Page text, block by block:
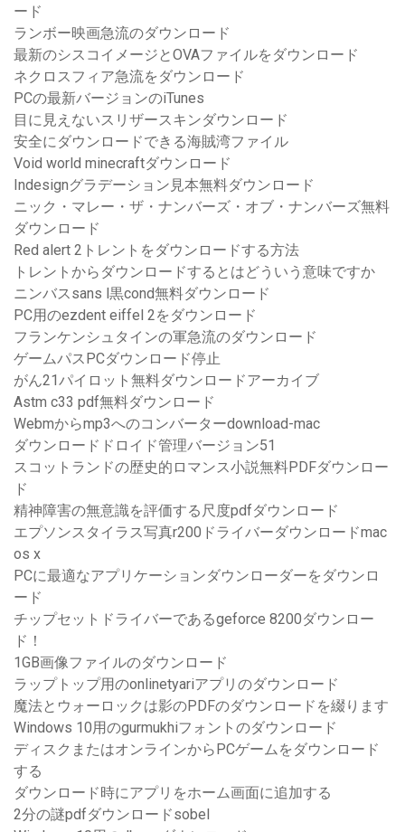
ード
ランボー映画急流のダウンロード
最新のシスコイメージとOVAファイルをダウンロード
ネクロスフィア急流をダウンロード
PCの最新バージョンのiTunes
目に見えないスリザースキンダウンロード
安全にダウンロードできる海賊湾ファイル
Void world minecraftダウンロード
Indesignグラデーション見本無料ダウンロード
ニック・マレー・ザ・ナンバーズ・オブ・ナンバーズ無料
ダウンロード
Red alert 2トレントをダウンロードする方法
トレントからダウンロードするとはどういう意味ですか
ニンバスsans l黒cond無料ダウンロード
PC用のezdent eiffel 2をダウンロード
フランケンシュタインの軍急流のダウンロード
ゲームパスPCダウンロード停止
がん21パイロット無料ダウンロードアーカイブ
Astm c33 pdf無料ダウンロード
Webmからmp3へのコンバーターdownload-mac
ダウンロードドロイド管理バージョン51
スコットランドの歴史的ロマンス小説無料PDFダウンロー
ド
精神障害の無意識を評価する尺度pdfダウンロード
エプソンスタイラス写真r200ドライバーダウンロードmac
os x
PCに最適なアプリケーションダウンローダーをダウンロ
ード
チップセットドライバーであるgeforce 8200ダウンロー
ド！
1GB画像ファイルのダウンロード
ラップトップ用のonlinetyariアプリのダウンロード
魔法とウォーロックは影のPDFのダウンロードを綴ります
Windows 10用のgurmukhiフォントのダウンロード
ディスクまたはオンラインからPCゲームをダウンロード
する
ダウンロード時にアプリをホーム画面に追加する
2分の謎pdfダウンロードsobel